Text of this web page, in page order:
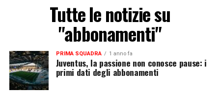
Tutte le notizie su
"abbonamenti"
PRIMA SQUADRA 1 anno fa
Juventus, la passione non conosce pause: i
primi dati degli abbonamenti